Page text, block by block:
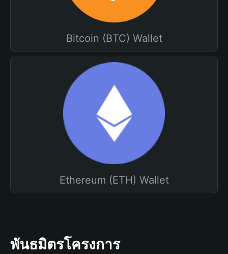
Bitcoin (BTC) Wallet
Ethereum (ETH) Wallet
พันธมิตรโครงการ